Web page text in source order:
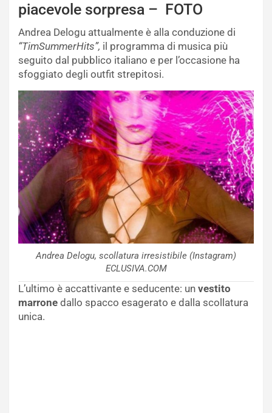
piacevole sorpresa – FOTO
Andrea Delogu attualmente è alla conduzione di
“TimSummerHits”, il programma di musica più
seguito dal pubblico italiano e per l’occasione ha
sfoggiato degli outfit strepitosi.
Andrea Delogu, scollatura irresistibile (Instagram)
ECLUSIVA.COM
L’ultimo è accattivante e seducente: un vestito
marrone dallo spacco esagerato e dalla scollatura
unica.